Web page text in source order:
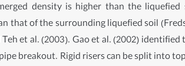
density is higher than the
that of the surrounding liquefied soil
et al. (2003). Gao et al. (2002)
breakout. Rigid risers can be split into